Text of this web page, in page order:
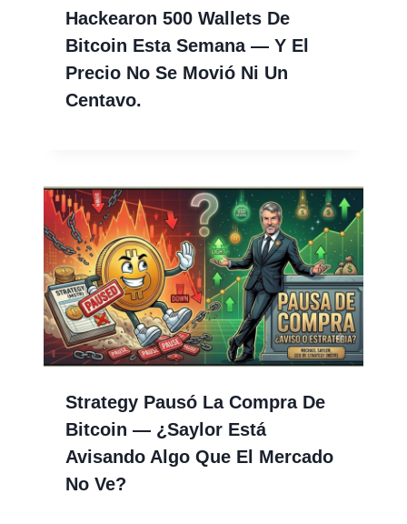
Hackearon 500 Wallets De
Bitcoin Esta Semana — Y El
Precio No Se Movió Ni Un
Centavo.
Strategy Pausó La Compra De
Bitcoin — ¿Saylor Está
Avisando Algo Que El Mercado
No Ve?